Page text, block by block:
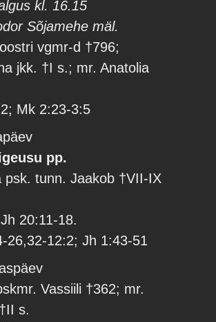
kl. 16.15
Sõjamehe mäl.
vgmr-d †796;
jkk. †I s.; mr. Anatolia
Mk 2:23-3:5
pp.
psk. tunn. Jaakob †VII-IX
20:11-18.
26,32-12:2; Jh 1:43-51
Vassiili †362; mr.
s.